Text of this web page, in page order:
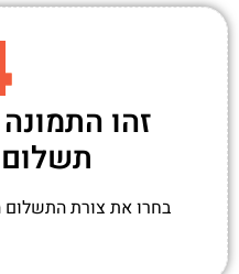
זהו
בחרו את צורת התשלום